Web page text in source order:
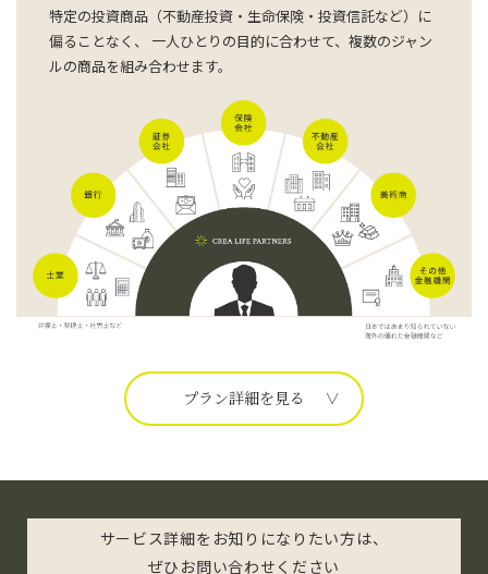
特定の投資商品（不動産投資・生命保険・投資信託など）に
偏ることなく、
一人ひとりの目的に合わせて、複数のジャン
ルの商品を組み合わせます。
プラン詳細を見る
サービス詳細をお知りになりたい方は、
ぜひお問い合わせください